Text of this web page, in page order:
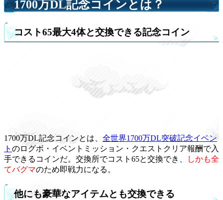
1700万DL記念コインとは？
コスト65最大4体と交換できる記念コイン
1700万DL記念コインとは、 全世界1700万DL突破記念イベン
ト のログボ・イベントミッション・クエストクリア報酬で入
手できるコインだ。交換所でコスト65と交換でき、
しかも全
てバグマのため即戦力になる。
他にも豪華なアイテムとも交換できる